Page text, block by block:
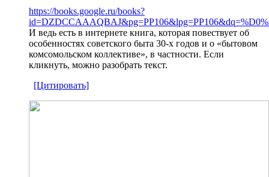
https://books.google.ru/books?
И ведь есть в интернете книга, которая повествует об
особенностях советского быта 30-х годов и о «бытовом
комсомольском коллективе», в частности. Если
кликнуть, можно разобрать текст.
[Цитировать]